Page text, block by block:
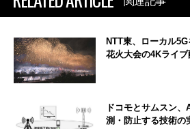
NTT東、ローカル
花火大会の4Kライ
ドコモとサムスン
測・防止する技術の